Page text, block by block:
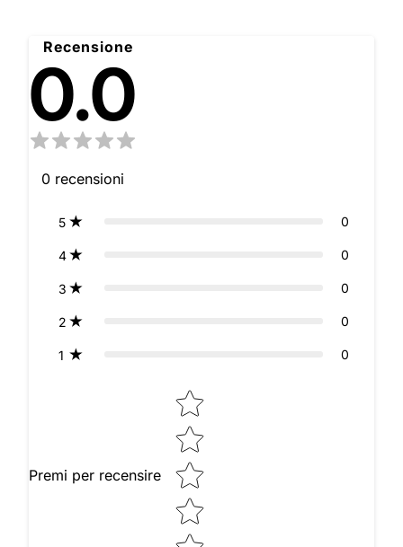
Recensione
0.0
0 recensioni
5 0
4 0
3 0
2 0
1 0
Premi per recensire
Star rating